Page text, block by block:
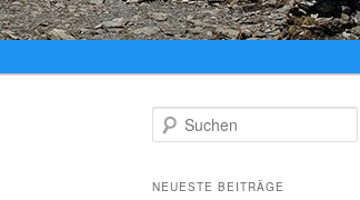
u
h
NEUESTE BEITRÄGE